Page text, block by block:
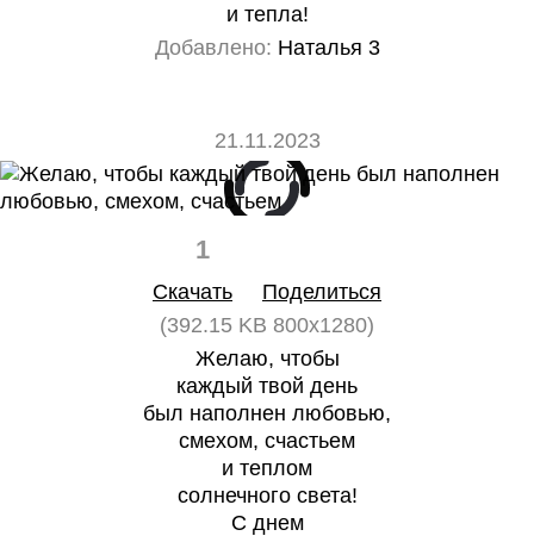
и тепла!
Добавлено: Наталья 3
21.11.2023
1
Скачать
Поделиться
(392.15 KB 800x1280)
Желаю, чтобы
каждый твой день
был наполнен любовью,
смехом, счастьем
и теплом
солнечного света!
С днем